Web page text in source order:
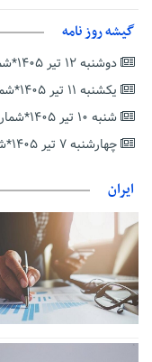
نایب رئیس هیات مرکزی
پاییز برگزار می‌شود
خسرو سینایی،
ترقی: سیاست خارجی
خدمات درمانی
مهاجرانی: کشور با
گیشه روز نامه
دوشنبه ۱۲ تیر ۱۴۰۵*شماره ۷۲۹۲
یکشنبه ۱۱ تیر ۱۴۰۵*شماره ۷۲۹۱
شنبه ۱۰ تیر ۱۴۰۵*شماره ۷۲۹۰
چهارشنبه ۷ تیر ۱۴۰۵*شماره ۷۲۸۹
ایران